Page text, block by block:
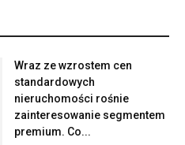
Wraz ze wzrostem cen
standardowych
nieruchomości rośnie
zainteresowanie segmentem
premium. Co...